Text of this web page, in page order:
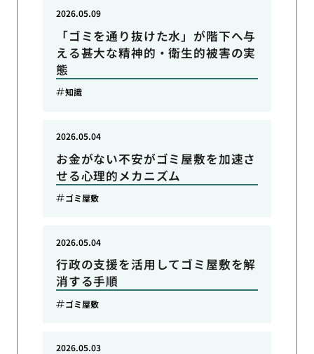
「ゴミを通り抜けた水」が階下へ与
える甚大な精神的・衛生的被害の実
態
2026.05.09
知識
お金がない不安がゴミ屋敷を加速さ
せる心理的メカニズム
2026.05.04
ゴミ屋敷
行政の支援を活用してゴミ屋敷を解
消する手順
2026.05.04
ゴミ屋敷
2026.05.03